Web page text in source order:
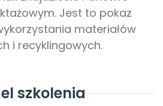
Jest to pokaz
materiałów
i recyklingowych.
szkolenia